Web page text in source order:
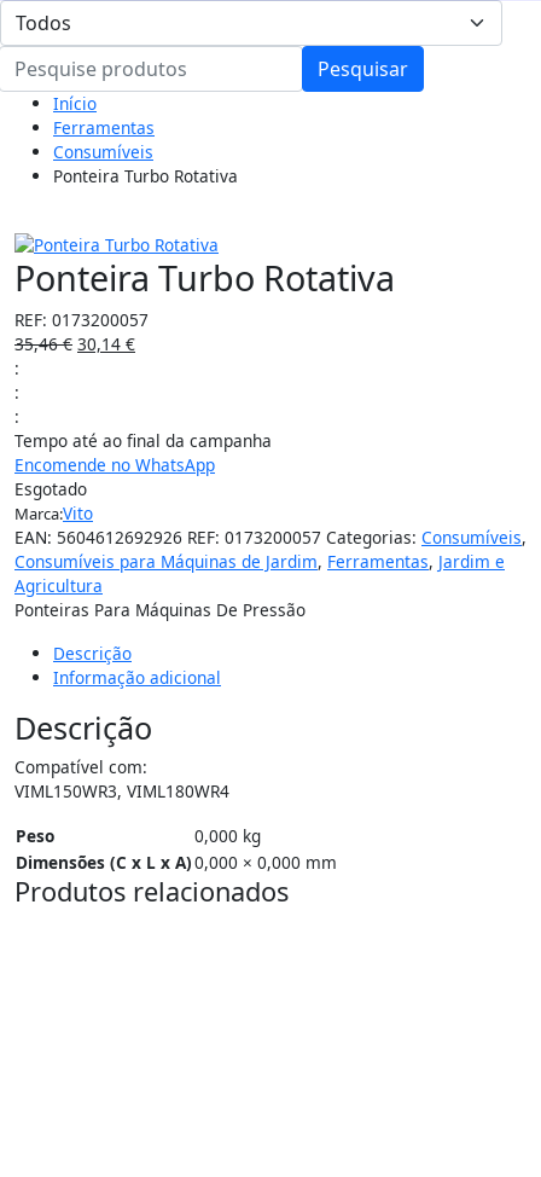
Pesquisar
Início
Ferramentas
Consumíveis
Ponteira Turbo Rotativa
Ponteira Turbo Rotativa
REF: 0173200057
35,46€ 30,14 €
:
:
:
Tempo até ao final da campanha
Encomende no WhatsApp
Esgotado
Marca:Vito
EAN: 5604612692926 REF: 0173200057 Categorias: Consumíveis,
Consumíveis para Máquinas de Jardim, Ferramentas, Jardim e
Agricultura
Ponteiras Para Máquinas De Pressão
Descrição
Informação adicional
Descrição
Compatível com:
VIML150WR3, VIML180WR4
Peso
0,000 kg
Dimensões (C x L x A)0,000 × 0,000 mm
Produtos relacionados